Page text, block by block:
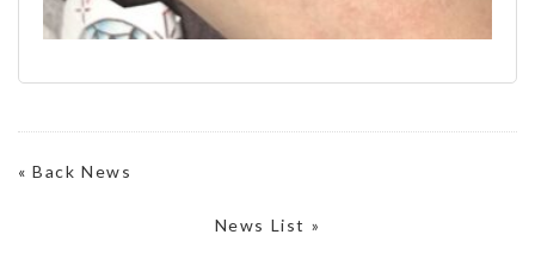
«Back News
News List »